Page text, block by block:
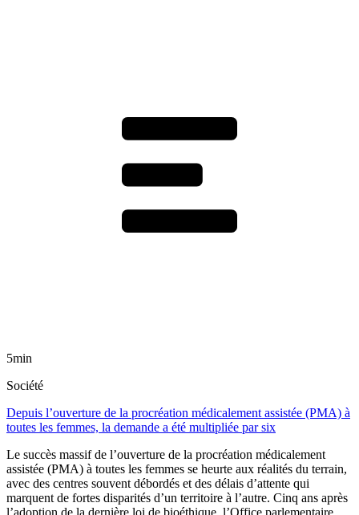
5min
Société
Depuis l’ouverture de la procréation médicalement assistée (PMA) à
toutes les femmes, la demande a été multipliée par six
Le succès massif de l’ouverture de la procréation médicalement
assistée (PMA) à toutes les femmes se heurte aux réalités du terrain,
avec des centres souvent débordés et des délais d’attente qui
marquent de fortes disparités d’un territoire à l’autre. Cinq ans après
l’adoption de la dernière loi de bioéthique, l’Office parlementaire